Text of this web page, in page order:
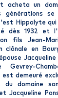
acheta un
générations
Hippolyte qui
dès 1932 et
fils Jean-
clônale en
Gevrey-
est demeuré
du domaine
Jacqueline